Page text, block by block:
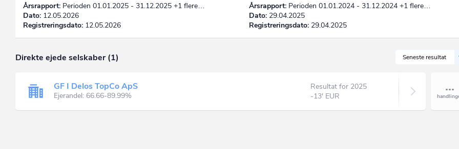
Årsrapport: Perioden 01.01.2025 - 31.12.2025 +1 flere…
Dato: 12.05.2026
Registreringsdato: 12.05.2026
Årsrapport:Perioden 01.01.2024 - 31.12.2024 +1 flere…
Dato:29.04.2025
Registreringsdato:29.04.2025
Seneste resultat
Direkte ejede selskaber (1)
GF I Delos TopCo ApS
Ejerandel: 66.66-89.99%
Resultat for 2025
-13' EUR